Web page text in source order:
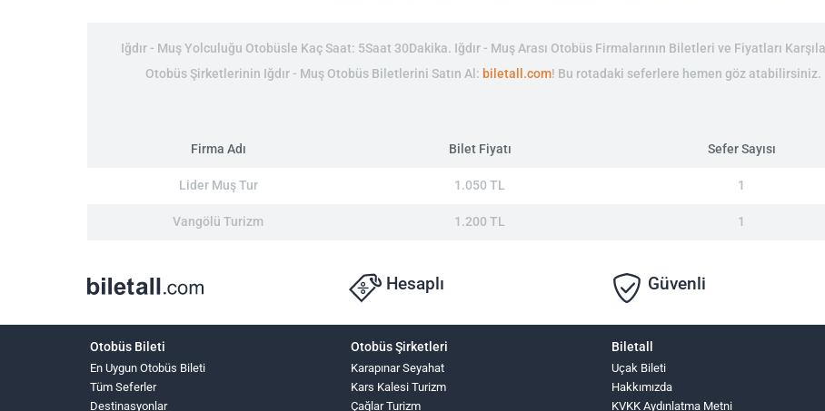
Iğdır - Muş Yolculuğu Otobüsle Kaç Saat: 5Saat 30Dakika. Iğdır - Muş Arası Otobüs Firmalarının Biletleri ve Fiyatları
Otobüs Şirketlerinin Iğdır - Muş Otobüs Biletlerini Satın Al: biletall.com! Bu rotadaki seferlere hemen göz atabilirsiniz.
Firma Adı Bilet Fiyatı Sefer Sayısı
Lider Muş Tur 1.050 TL 1
Vangölü Turizm 1.200 TL 1
Hesaplı Güvenli
Otobüs Bileti
En Uygun Otobüs Bileti
Tüm Seferler
Destinasyonlar
Otobüs Şirketleri
Karapınar Seyahat
Kars Kalesi Turizm
Çağlar Turizm
Biletall
Uçak Bileti
Hakkımızda
KVKK Aydınlatma Metni